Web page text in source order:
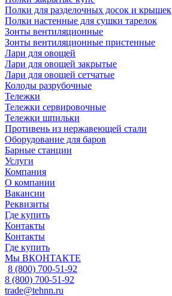
Полки для разделочных досок и крышек
Полки настенные для сушки тарелок
Зонты вентиляционные
Зонты вентиляционные пристенные
Лари для овощей
Лари для овощей закрытые
Лари для овощей сетчатые
Колоды разрубочные
Тележки
Тележки сервировочные
Тележки шпильки
Противень из нержавеющей стали
Оборудование для баров
Барные станции
Услуги
Компания
О компании
Вакансии
Реквизиты
Где купить
Контакты
Контакты
Где купить
Мы ВКОНТАКТЕ
8 (800) 700-51-92
8 (800) 700-51-92
trade@tehnn.ru